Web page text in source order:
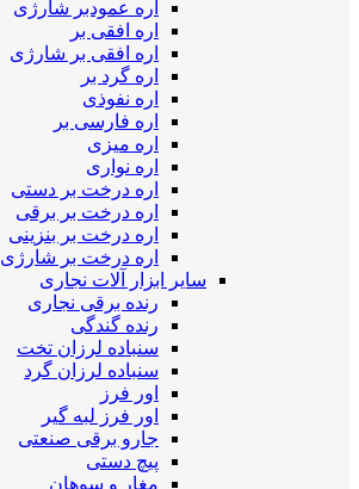
اره عمودبر شارژی
اره افقی بر
اره افقی بر شارژی
اره گرد بر
اره نفوذی
اره فارسی بر
اره میزی
اره نواری
اره درخت بر دستی
اره درخت بر برقی
اره درخت بر بنزینی
اره درخت بر شارژی
سایر ابزار آلات نجاری
رنده برقی نجاری
رنده گندگی
سنباده لرزان تخت
سنباده لرزان گرد
اور فرز
اور فرز لبه گیر
جارو برقی صنعتی
پیچ دستی
مغار و سوهان